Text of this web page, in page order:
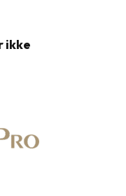
ikke